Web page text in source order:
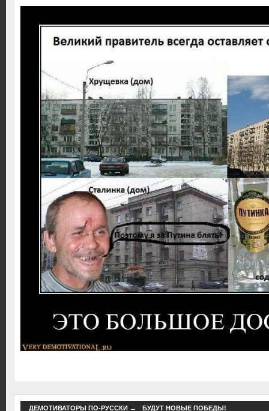
ДЕМОТИВАТОРЫ ПО-РУССКИ→ БУДУТ НОВЫЕ ПОБЕДЫ!